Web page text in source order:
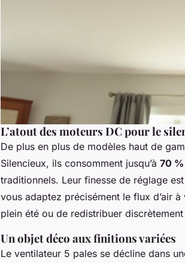
L’atout des moteurs DC pour le
De plus en plus de modèles haut de
Silencieux, ils consomment jusqu’à 70
traditionnels. Leur finesse de réglage
vous adaptez précisément le flux d’air
plein été ou de redistribuer
Un objet déco aux finitions variées
Le ventilateur 5 pales se décline dans